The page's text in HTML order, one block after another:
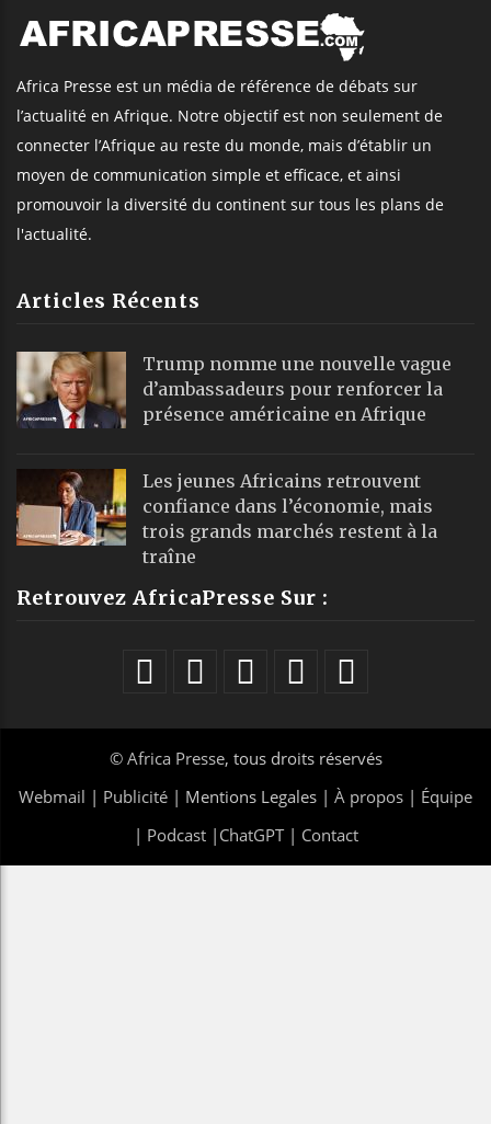
Africa Presse est un média de référence de débats sur
l’actualité en Afrique. Notre objectif est non seulement de
connecter l’Afrique au reste du monde, mais d’établir un
moyen de communication simple et efficace, et ainsi
promouvoir la diversité du continent sur tous les plans de
l'actualité.
Articles Récents
Trump nomme une nouvelle vague
d’ambassadeurs pour renforcer la
présence américaine en Afrique
Les jeunes Africains retrouvent
confiance dans l’économie, mais
trois grands marchés restent à la
traîne
Retrouvez AfricaPresse Sur :
© Africa Presse, tous droits réservés
Webmail | Publicité | Mentions Legales | À propos | Équipe
| Podcast| ChatGPT| Contact